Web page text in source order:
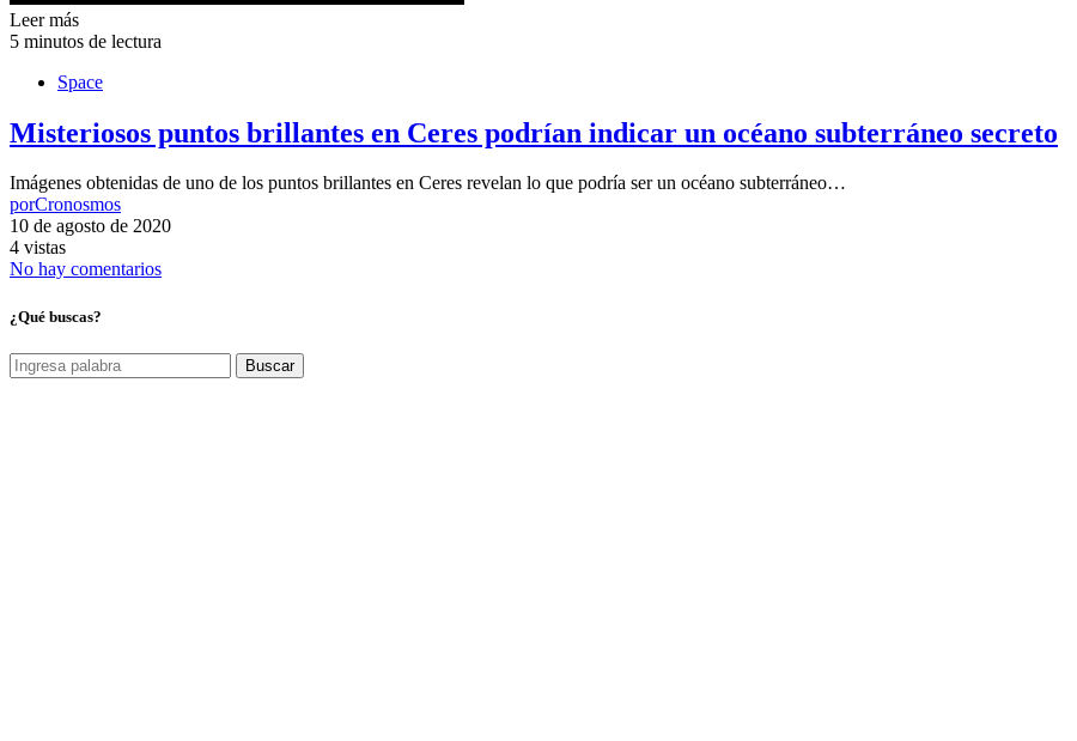
Leer más
5 minutos de lectura
Space
Misteriosos puntos brillantes en Ceres podrían indicar un océano subterráneo secreto
Imágenes obtenidas de uno de los puntos brillantes en Ceres revelan lo que podría ser un océano subterráneo…
porCronosmos
10 de agosto de 2020
4 vistas
No hay comentarios
¿Qué buscas?
Buscar